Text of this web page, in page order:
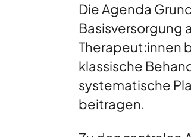
Die Agenda
Basisversorgung
Therapeut:innen
klassische
systematische
beitragen.